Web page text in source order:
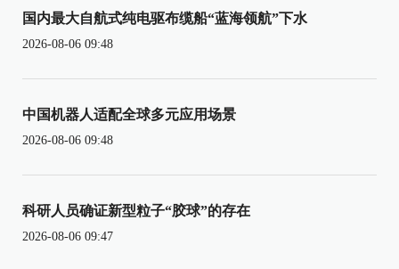
国内最大自航式纯电驱布缆船“蓝海领航”下水
2026-08-06 09:48
中国机器人适配全球多元应用场景
2026-08-06 09:48
科研人员确证新型粒子“胶球”的存在
2026-08-06 09:47